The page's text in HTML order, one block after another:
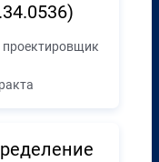
проектировщик